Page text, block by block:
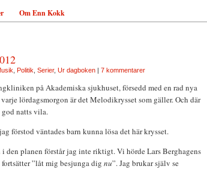
Om Enn Kokk
Politik Serier, Ur dagboken| 7 kommentarer
på Akademiska sjukhuset, försedd med en rad nya
lördagsmorgon är det Melodikrysset som gäller. Och där
god natts vila.
förstod väntades barn kunna lösa det här krysset.
i den planen förstår jag inte riktigt. Vi hörde Lars Berghagens
”låt mig besjunga dig nu”. Jag brukar själv se